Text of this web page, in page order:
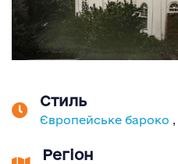
Стиль
Європейське бароко ,
Регіон